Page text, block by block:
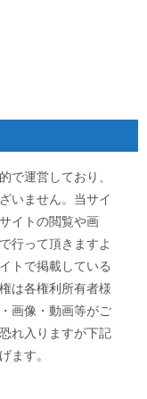
で運営しており、
いません。当サイ
イトの閲覧や画
行って頂きますよ
トで掲載している
は各権利所有者様
画像・動画等がご
れ入りますが下記
ます。